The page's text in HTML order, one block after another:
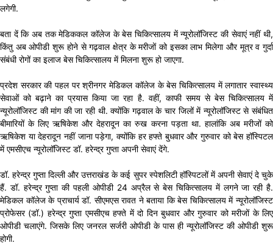
लगेगी.
बता दें कि अब तक मेडिककल कॉलेज के बेस चिकित्सालय में न्यूरोलॉजिस्ट की सेवाएं नहीं थी,
किंतु अब ओपीडी शुरू होने से गढ़वाल क्षेत्र के मरीजों को इसका लाभ मिलेगा और मूत्र व गुर्दा
संबंधी रोगों का इलाज बेस चिकित्सालय में मिलना शुरू हो जाएगा.
प्रदेश सरकार की पहल पर श्रीनगर मेडिकल कॉलेज के बेस चिकित्सालय में लगातार स्वास्थ्य
सेवाओं को बढ़ाने का प्रयास किया जा रहा है. वहीं, काफी समय से बेस चिकित्सालय में
न्यूरोलॉजिस्ट की मांग की जा रही थी. क्योंकि गढ़वाल के चार जिलों में न्यूरोलॉजिस्ट से संबंधित
बीमारियों के लिए ऋषिकेश और देहरादून का रुख करना पड़ता था. हालांकि अब मरीजों को
ऋषिकेश या देहरादून नहीं जाना पड़ेगा, क्योंकि हर हफ्ते बुधवार और गुरुवार को बेस हॉस्पिटल
में एमसीएच न्यूरोलॉजिस्ट डॉ. हरेन्द्र गुप्ता अपनी सेवाएं देंगे.
डॉ. हरेन्द्र गुप्ता दिल्ली और उत्तराखंड के कई सुपर स्पेशलिटी हॉस्पिटलों में अपनी सेवाएं दे चुके
हैं. डॉ. हरेन्द्र गुप्ता की पहली ओपीडी 24 अप्रैल से बेस चिकित्सालय में लगने जा रही है.
मेडिकल कॉलेज के प्राचार्य डॉ. सीएमएस रावत ने बताया कि बेस चिकित्सालय में न्यूरोलॉजिस्ट
प्रोफेसर (डॉ.) हरेन्द्र गुप्ता एमसीएच हफ्ते में दो दिन बुधवार और गुरुवार को मरीजों के लिए
ओपीडी चलाएंगे. जिसके लिए जनरल सर्जरी ओपीडी के पास ही न्यूरोलॉजिस्ट की ओपीडी शुरू
होगी.